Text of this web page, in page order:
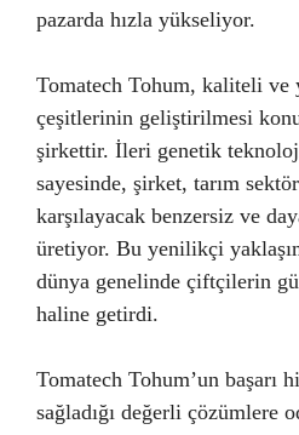
pazarda hızla yükseliyor.
Tomatech Tohum, kaliteli
çeşitlerinin geliştirilmesi
şirkettir. İleri genetik
sayesinde, şirket, tarım
karşılayacak benzersiz ve
üretiyor. Bu yenilikçi
dünya genelinde çiftçilerin
haline getirdi.
Tomatech Tohum’un başarı
sağladığı değerli çözümlere